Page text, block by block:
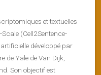
et textuelles
(Cell2Sentence-
développé par
de Yale de Van Dijk,
Son objectif est